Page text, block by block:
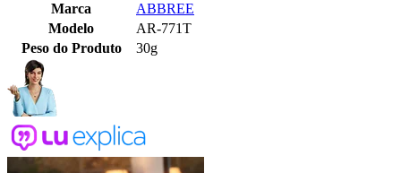
Marca
ABBREE
Modelo
AR-771T
Peso do Produto
30g